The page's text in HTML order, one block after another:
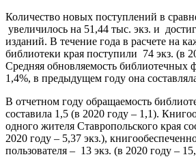
Количество новых поступлений в
увеличилось на 51,44 тыс. экз. и
изданий. В течение года в расчете на
библиотеки края поступили 74 экз. (в
Средняя обновляемость библиотечных
1,4%, в предыдущем году она
В отчетном году обращаемость
составила 1,5 (в 2020 году – 1,1).
одного жителя Ставропольского края
2020 году – 5,37 экз.),
пользователя – 13 экз. (в 2020 году –